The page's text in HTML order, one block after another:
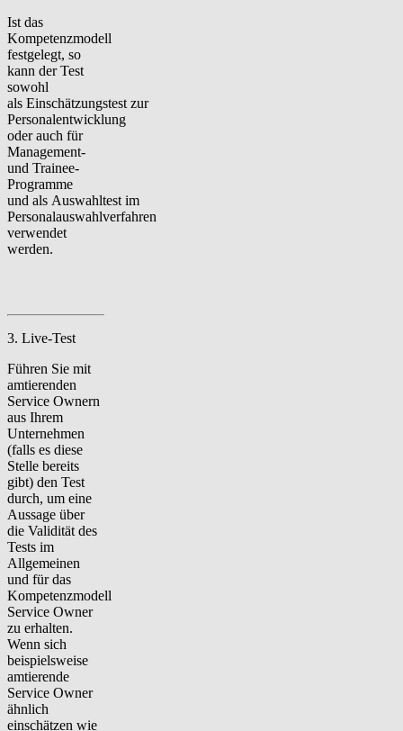
Ist das
Kompetenzmodell
festgelegt, so
kann der Test
sowohl
als Einschätzungstest zur
Personalentwicklung
oder auch für
Management-
und Trainee-
Programme
und als Auswahltest im
Personalauswahlverfahren
verwendet
werden.
3. Live-Test
Führen Sie mit
amtierenden
Service Ownern
aus Ihrem
Unternehmen
(falls es diese
Stelle bereits
gibt) den Test
durch, um eine
Aussage über
die Validität des
Tests im
Allgemeinen
und für das
Kompetenzmodell
Service Owner
zu erhalten.
Wenn sich
beispielsweise
amtierende
Service Owner
ähnlich
einschätzen wie